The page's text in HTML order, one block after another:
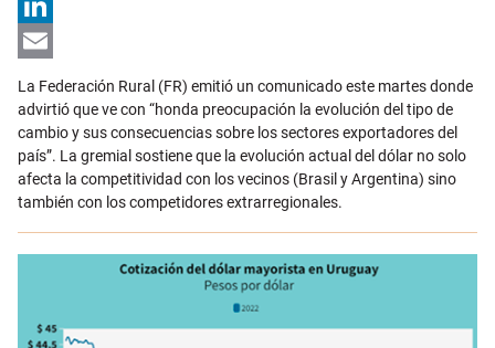
X
LinkedIn
Email
La Federación Rural (FR) emitió un comunicado este martes donde
advirtió que ve con “honda preocupación la evolución del tipo de
cambio y sus consecuencias sobre los sectores exportadores del
país”. La gremial sostiene que la evolución actual del dólar no solo
afecta la competitividad con los vecinos (Brasil y Argentina) sino
también con los competidores extrarregionales.